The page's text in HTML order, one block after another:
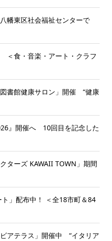
幡東区社会福祉センターで
＜食・音楽・アート・クラフ
書館健康サロン」開催 “健康
』開催へ 10回目を記念した
ターズ KAWAII TOWN」期間
」配布中！ ＜全18市町＆84
アテラス」開催中 “イタリア